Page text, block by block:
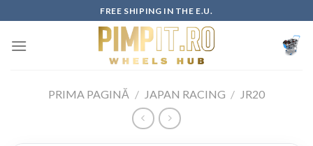
to
content
FREE SHIPING IN THE E.U.
PRIMA PAGINĂ / JAPAN RACING / JR20